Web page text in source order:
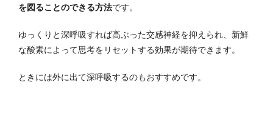
を図ることのできる方法です。
ゆっくりと深呼吸すれば高ぶった交感神経を抑えられ、新鮮
な酸素によって思考をリセットする効果が期待できます。
ときには外に出て深呼吸するのもおすすめです。